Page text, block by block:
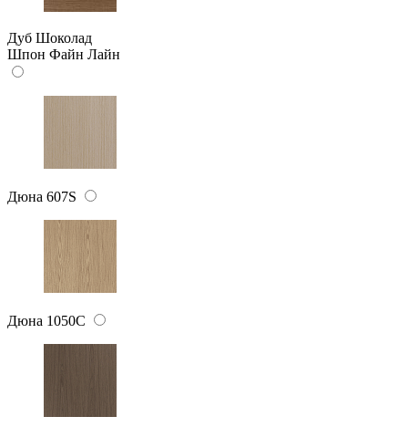
Дуб Шоколад
Шпон Файн Лайн
Дюна 607S
Дюна 1050C